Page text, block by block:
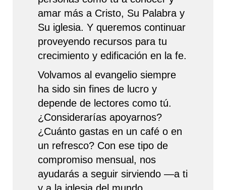
amar más a Cristo, Su Palabra y
Su iglesia. Y queremos continuar
proveyendo recursos para tu
crecimiento y edificación en la fe.
Volvamos al evangelio siempre
ha sido sin fines de lucro y
depende de lectores como tú.
¿Considerarías apoyarnos?
¿Cuánto gastas en un café o en
un refresco? Con ese tipo de
compromiso mensual, nos
ayudarás a seguir sirviendo —a ti